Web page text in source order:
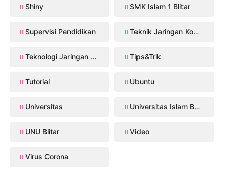
Shiny SMK Islam 1 Blitar
Supervisi Pendidikan Teknik Jaringan Komputer dan Telekomunikasi
Teknologi Jaringan Kabel dan Nirkabel Tips&Trik
Tutorial Ubuntu
Universitas Universitas Islam Balitar
UNU Blitar Video
Virus Corona